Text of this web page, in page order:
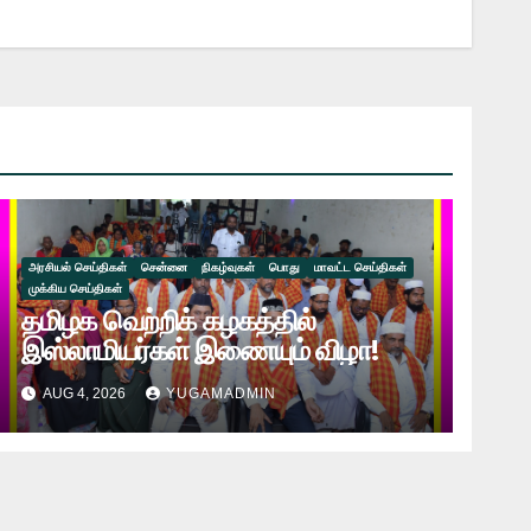
அரசியல் செய்திகள் சென்னை நிகழ்வுகள் பொது
மாவட்ட செய்திகள்
முக்கிய செய்திகள்
தமிழக வெற்றிக் கழகத்தில்
இஸ்லாமியர்கள் இணையும் விழா!
AUG 4, 2026 YUGAMADMIN